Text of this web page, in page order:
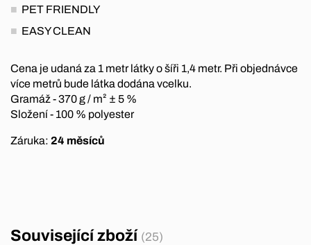
PET FRIENDLY
EASY CLEAN
Cena je udaná za 1 metr látky o šíři 1,4 metr. Při objednávce
více metrů bude látka dodána vcelku.
Gramáž - 370 g / m² ± 5 %
Složení - 100 % polyester
Záruka: 24 měsíců
Související zboží (25)